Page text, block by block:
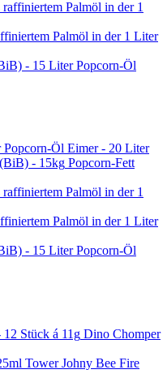
Palmöl in der 1 Liter
Popcorn-Öl
Popcorn-Öl Eimer - 20 Liter
Popcorn-Fett
Palmöl in der 1 Liter
Popcorn-Öl
Dino Chomper
Johny Bee Fire